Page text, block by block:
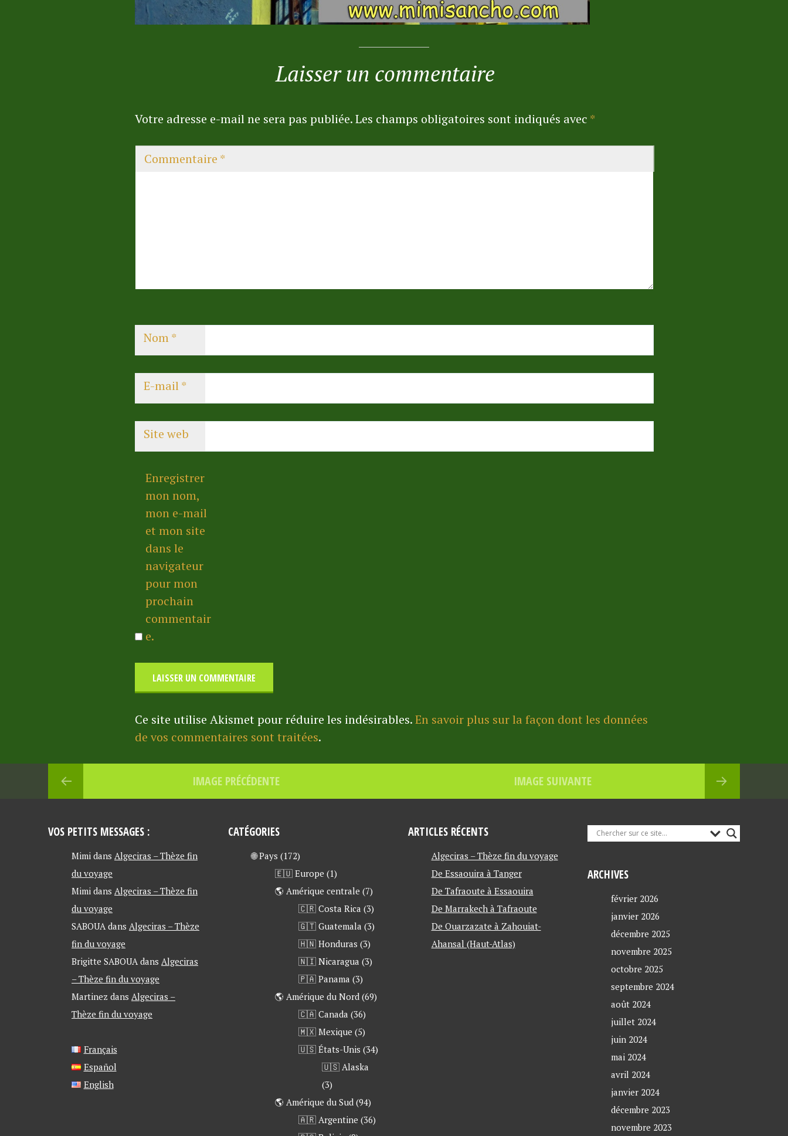
Laisser un commentaire
Votre adresse e-mail ne sera pas publiée. Les champs obligatoires sont indiqués avec *
Commentaire *
Nom*
E-mail *
Site web
Enregistrer
mon nom,
mon e-mail
et mon site
dans le
navigateur
pour mon
prochain
commentair
e.
Ce site utilise Akismet pour réduire les indésirables.En savoir plus sur la façon dont les données
de vos commentaires sont traitées.
IMAGE PRÉCÉDENTE IMAGE SUIVANTE
VOS PETITS MESSAGES :
Mimi dans Algeciras – Thèze fin
du voyage
Mimi dans Algeciras – Thèze fin
du voyage
SABOUA dans Algeciras – Thèze
fin du voyage
Brigitte SABOUA dans Algeciras
– Thèze fin du voyage
Martinez dans Algeciras –
Thèze fin du voyage
Français
Español
English
CATÉGORIES
🌐 Pays (172)
🇪🇺 Europe (1)
🌎 Amérique centrale (7)
🇨🇷 Costa Rica (3)
🇬🇹 Guatemala (3)
🇭🇳 Honduras (3)
🇳🇮 Nicaragua (3)
🇵🇦 Panama (3)
🌎 Amérique du Nord(69)
🇨🇦 Canada (36)
🇲🇽 Mexique (5)
🇺🇸 États-Unis (34)
🇺🇸 Alaska
(3)
🌎 Amérique du Sud(94)
🇦🇷 Argentine (36)
ARTICLES RÉCENTS
Algeciras – Thèze fin du voyage
De Essaouira à Tanger
De Tafraoute à Essaouira
De Marrakech à Tafraoute
De Ouarzazate à Zahouiat-
Ahansal (Haut-Atlas)
ARCHIVES
février 2026
janvier 2026
décembre 2025
novembre 2025
octobre 2025
septembre 2024
août 2024
juillet 2024
juin 2024
mai 2024
avril 2024
janvier 2024
décembre 2023
novembre 2023